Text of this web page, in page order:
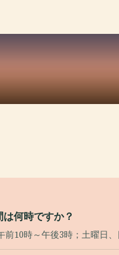
何時ですか？
10時～午後3時；土曜日